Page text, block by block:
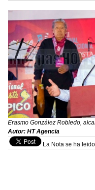
Erasmo González Robledo,
Autor: HT Agencia
La Nota se ha